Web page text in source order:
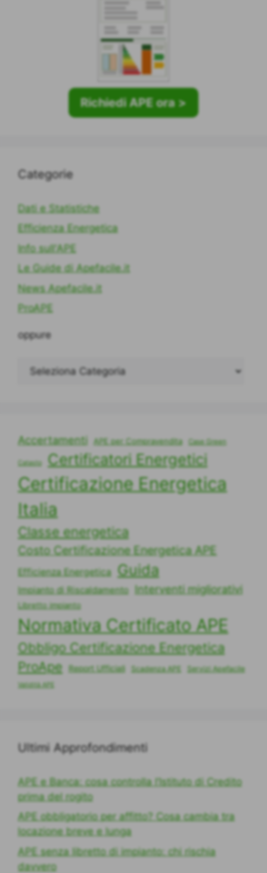
Richiedi APE ora >
Categorie
Dati e Statistiche
Efficienza Energetica
Info sull'APE
Le Guide di Apefacile.it
News Apefacile.it
ProAPE
oppure
Accertamenti APE per Compravendita Case Green
Catasto Certificatori Energetici
Certificazione Energetica
Italia
Classe energetica
Costo Certificazione Energetica APE
Efficienza Energetica Guida
Impianto di Riscaldamento Interventi migliorativi
Libretto impianto
Normativa Certificato APE
Obbligo Certificazione Energetica
ProApe
Report Ufficiali Scadenza APE Servizi Apefacile
Validità APE
Ultimi Approfondimenti
APE e Banca: cosa controlla l’Istituto di Credito
prima del rogito
APE obbligatorio per affitto? Cosa cambia tra
locazione breve e lunga
APE senza libretto di impianto: chi rischia
davvero